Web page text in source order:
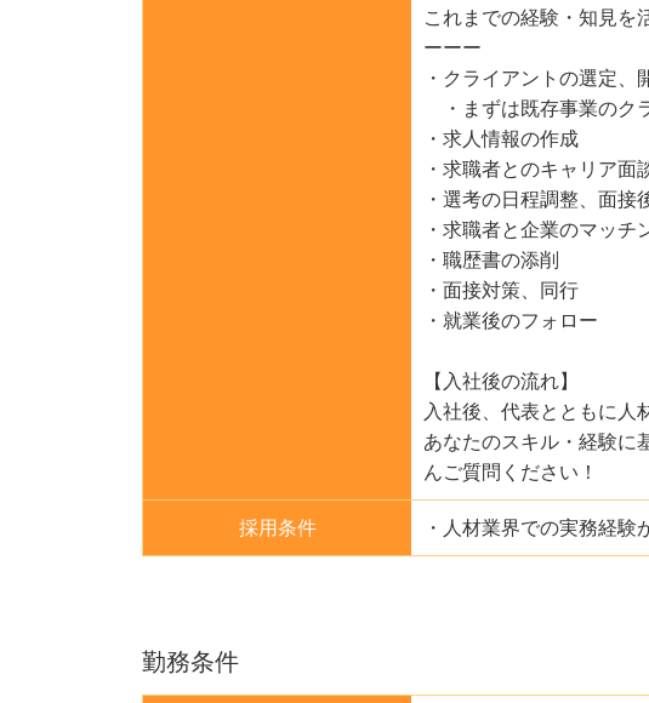
これまでの経験・知見を
ーーー
・クライアントの選定、
・まずは既存事業のク
・求人情報の作成
・求職者とのキャリア面
・選考の日程調整、面接
・求職者と企業のマッチ
・職歴書の添削
・面接対策、同行
・就業後のフォロー
【入社後の流れ】
入社後、代表とともに人
あなたのスキル・経験に
んご質問ください！
採用条件 ・人材業界での実務経験
勤務条件